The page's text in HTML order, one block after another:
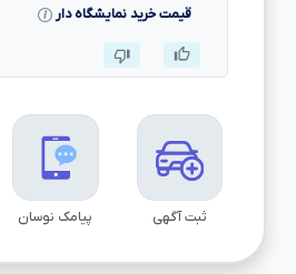
قیمت خرید نمایشگاه دار
ثبت آگهی پیامک نوسان